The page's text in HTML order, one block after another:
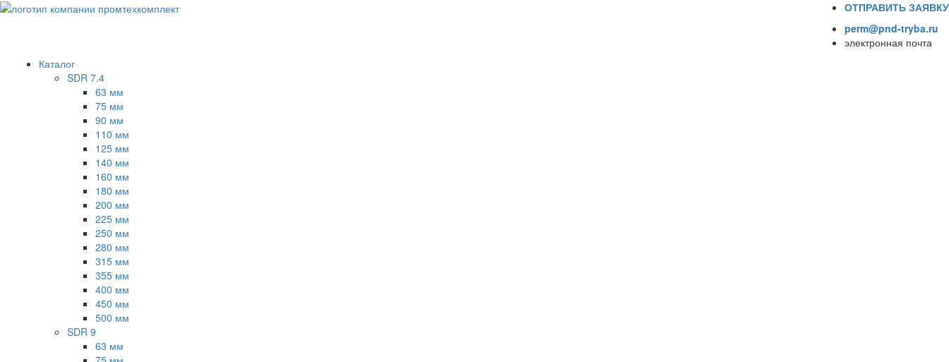
ОТПРАВИТЬ ЗАЯВКУ
perm@pnd-tryba.ru
электронная почта
Каталог
SDR 7.4
63 мм
75 мм
90 мм
110 мм
125 мм
140 мм
160 мм
180 мм
200 мм
225 мм
250 мм
280 мм
315 мм
355 мм
400 мм
450 мм
500 мм
SDR 9
63 мм